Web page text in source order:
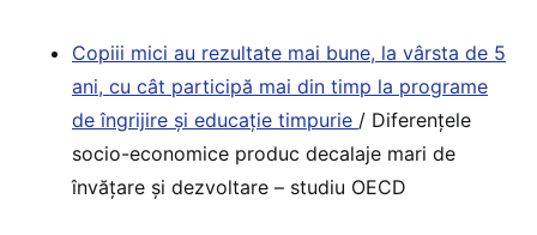
Copiii mici au rezultate mai bune, la vârsta de 5
ani, cu cât participă mai din timp la programe
de îngrijire și educație timpurie / Diferențele
socio-economice produc decalaje mari de
învățare și dezvoltare – studiu OECD